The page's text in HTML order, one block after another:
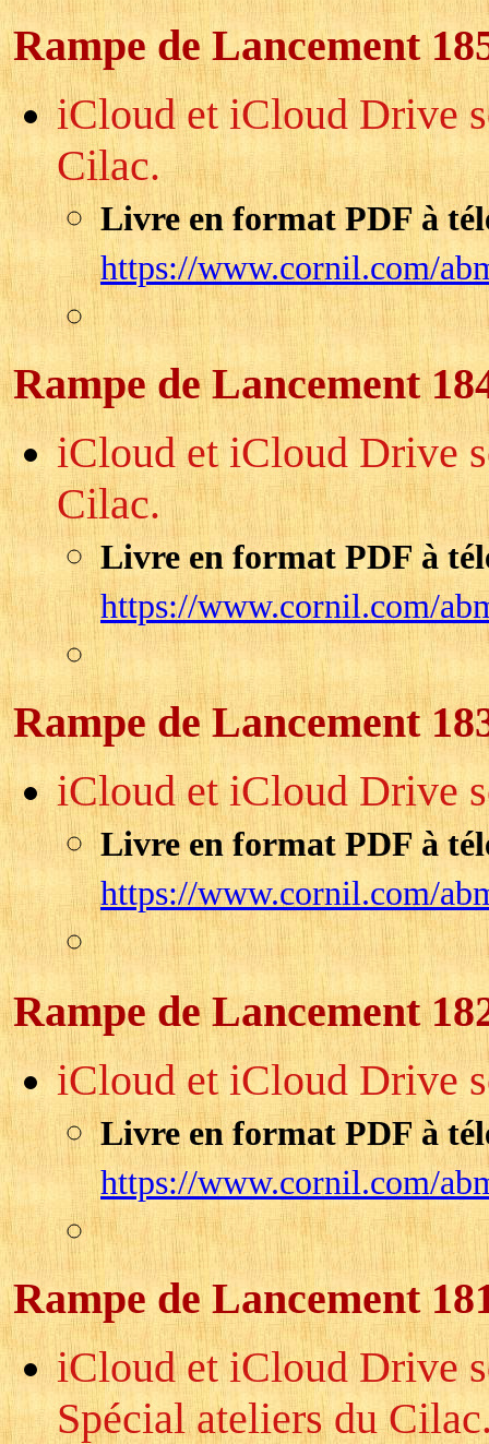
Rampe de Lancement
iCloud et iCloud Drive
Cilac.
Livre en format PDF à
https://www.cornil.com/
Rampe de Lancement
iCloud et iCloud Drive
Cilac.
Livre en format PDF à
https://www.cornil.com/
Rampe de Lancement
iCloud et iCloud Drive
Livre en format PDF à
https://www.cornil.com/
Rampe de Lancement
iCloud et iCloud Drive
Livre en format PDF à
https://www.cornil.com/
Rampe de Lancement
iCloud et iCloud Drive
Spécial ateliers du